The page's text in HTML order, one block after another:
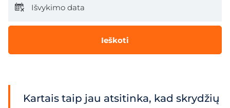
Išvykimo data
Ieškoti
Kartais taip jau atsitinka, kad skrydžių